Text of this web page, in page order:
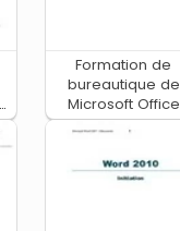
Formation de
bureautique de
Microsoft Office
Word